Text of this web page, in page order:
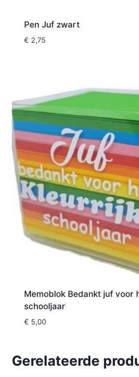
Pen Juf zwart
€ 2,75
Memoblok Bedankt juf voor
schooljaar
€ 5,00
Gerelateerde